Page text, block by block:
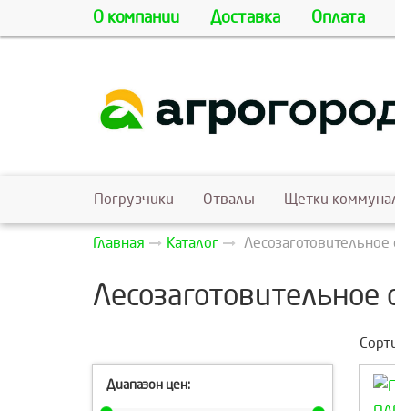
О компании Доставка Оплата
Погрузчики Отвалы Щетки
Главная Каталог
Диапазон цен: